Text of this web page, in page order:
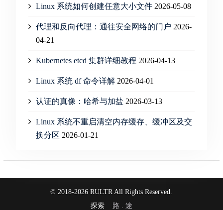
Linux 系统如何创建任意大小文件 2026-05-08
代理和反向代理：通往安全网络的门户 2026-
04-21
Kubernetes etcd 集群详细教程 2026-04-13
Linux 系统 df 命令详解 2026-04-01
认证的真像：哈希与加盐 2026-03-13
Linux 系统不重启清空内存缓存、缓冲区及交
换分区 2026-01-21
© 2018-2026 RULTR All Rights Reserved.
探索 路 . 途